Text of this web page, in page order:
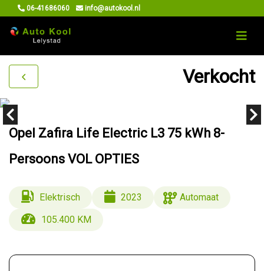
06-41686060 info@autokool.nl
Verkocht
Opel Zafira Life Electric L3 75 kWh 8-
Persoons VOL OPTIES
Elektrisch 2023
Automaat
105.400 KM